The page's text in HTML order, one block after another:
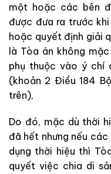
một hoặc các bên
được đưa ra trước
hoặc quyết định giải
là Tòa án không
phụ thuộc vào ý chí
(khoản 2 Điều 184
trên),
Do đó, mặc dù thời
đã hết nhưng nếu
dụng thời hiệu thì
quyết việc chia di